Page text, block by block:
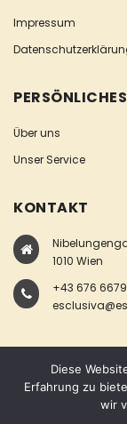
Impressum
PERSÖNLICHES
Über uns
Unser Service
KONTAKT
1010 Wien
+43 676
Diese
Erfahrung zu
wir